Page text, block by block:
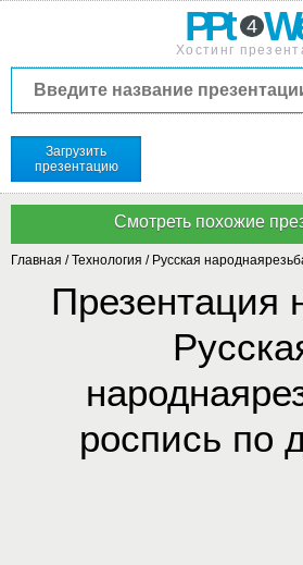
PPt 4
Хостинг
Загрузить
презентацию
Главная /Технология / Русская
Презентация
роспись по